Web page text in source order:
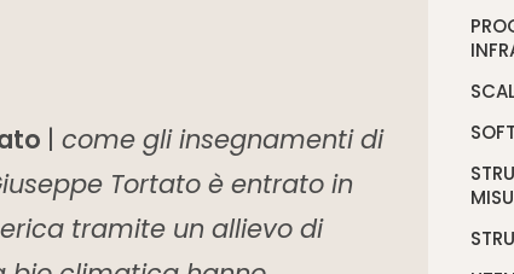
|come gli insegnamenti di
Tortato è entrato in
tramite un allievo di